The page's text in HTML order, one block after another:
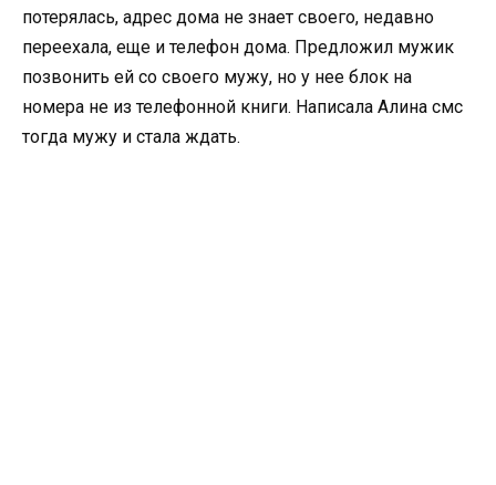
потерялась, адрес дома не знает своего, недавно
переехала, еще и телефон дома. Предложил мужик
позвонить ей со своего мужу, но у нее блок на
номера не из телефонной книги. Написала Алина смс
тогда мужу и стала ждать.